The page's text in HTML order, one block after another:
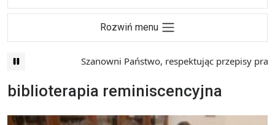
Rozwiń menu
Szanowni Państwo, respektując przepisy prawa
biblioterapia reminiscencyjna